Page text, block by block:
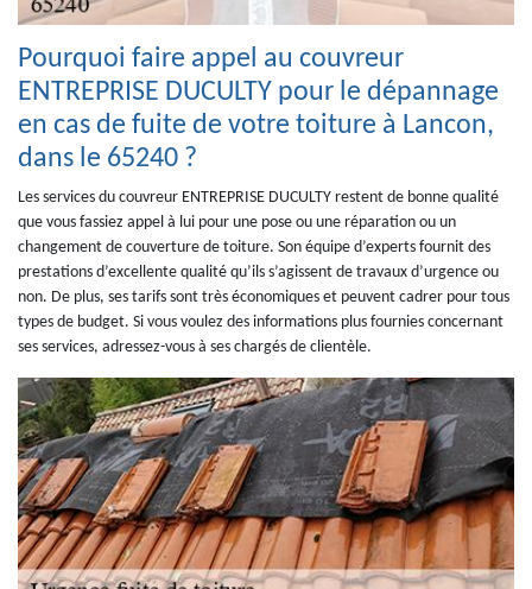
Pourquoi faire appel au couvreur
ENTREPRISE DUCULTY pour le dépannage
en cas de fuite de votre toiture à Lancon,
dans le 65240 ?
Les services du couvreur ENTREPRISE DUCULTY restent de bonne qualité
que vous fassiez appel à lui pour une pose ou une réparation ou un
changement de couverture de toiture. Son équipe d’experts fournit des
prestations d’excellente qualité qu’ils s’agissent de travaux d’urgence ou
non. De plus, ses tarifs sont très économiques et peuvent cadrer pour tous
types de budget. Si vous voulez des informations plus fournies concernant
ses services, adressez-vous à ses chargés de clientèle.